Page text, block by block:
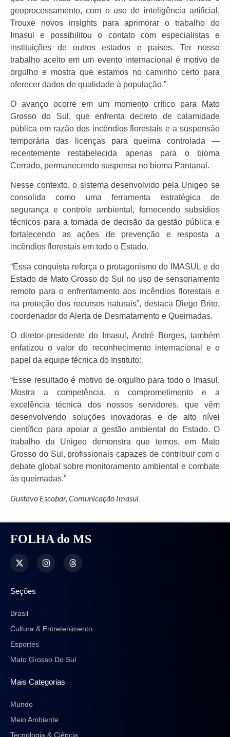
geoprocessamento, com o uso de inteligência artificial.
Trouxe novos insights para aprimorar o trabalho do
Imasul e possibilitou o contato com especialistas e
instituições de outros estados e países. Ter nosso
trabalho aceito em um evento internacional é motivo de
orgulho e mostra que estamos no caminho certo para
oferecer dados de qualidade à população.”
O avanço ocorre em um momento crítico para Mato
Grosso do Sul, que enfrenta decreto de calamidade
pública em razão dos incêndios florestais e a suspensão
temporária das licenças para queima controlada —
recentemente restabelecida apenas para o bioma
Cerrado, permanecendo suspensa no bioma Pantanal.
Nesse contexto, o sistema desenvolvido pela Unigeo se
consolida como uma ferramenta estratégica de
segurança e controle ambiental, fornecendo subsídios
técnicos para a tomada de decisão da gestão pública e
fortalecendo as ações de prevenção e resposta a
incêndios florestais em todo o Estado.
“Essa conquista reforça o protagonismo do IMASUL e do
Estado de Mato Grosso do Sul no uso de sensoriamento
remoto para o enfrentamento aos incêndios florestais e
na proteção dos recursos naturais”, destaca Diego Brito,
coordenador do Alerta de Desmatamento e Queimadas.
O diretor-presidente do Imasul, André Borges, também
enfatizou o valor do reconhecimento internacional e o
papel da equipe técnica do Instituto:
“Esse resultado é motivo de orgulho para todo o Imasul.
Mostra a competência, o comprometimento e a
excelência técnica dos nossos servidores, que vêm
desenvolvendo soluções inovadoras e de alto nível
científico para apoiar a gestão ambiental do Estado. O
trabalho da Unigeo demonstra que temos, em Mato
Grosso do Sul, profissionais capazes de contribuir com o
debate global sobre monitoramento ambiental e combate
às queimadas.”
Gustavo Escobar, Comunicação Imasul
FOLHA do MS
Seções
Brasil
Cultura & Entretenimento
Esportes
Mato Grosso Do Sul
Mais Categorias
Mundo
Meio Ambiente
Tecnologia & Ciência